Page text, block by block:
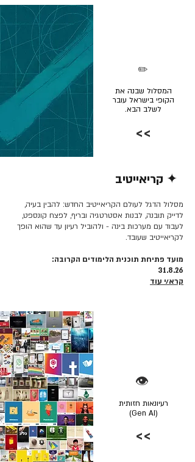
המסלול שבנה את
הקופי בישראל עובר
לשלב הבא.
✏️
>>
✦ קריאייטיב
מסלול הדגל לעולם הקריאייטיב החדש: להבין בעיה,
לדייק תובנה, לבנות אסטרטגיה ובריף, לפצח קונספט,
לעבוד עם מערכות בינה - ולהוביל רעיון עד שהוא הופך
לקריאייטיב שעובד.
מועד פתיחת תוכנית הלימודים הקרובה:
31.8.26
קרא/י עוד
👁️
רעיונאות חזותית
(Gen AI)
>>